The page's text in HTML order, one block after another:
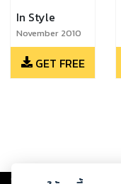
In Style
November 2010
GET FREE
Copyright © 2026